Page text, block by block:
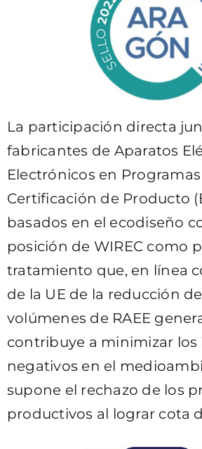
La participación directa
fabricantes de Aparatos
Electrónicos en
Certificación de Producto
basados en el ecodiseño
posición de WIREC como
tratamiento que, en línea
de la UE de la reducción
volúmenes de RAEE
contribuye a minimizar los
negativos en el
supone el rechazo de los
productivos al lograr cota